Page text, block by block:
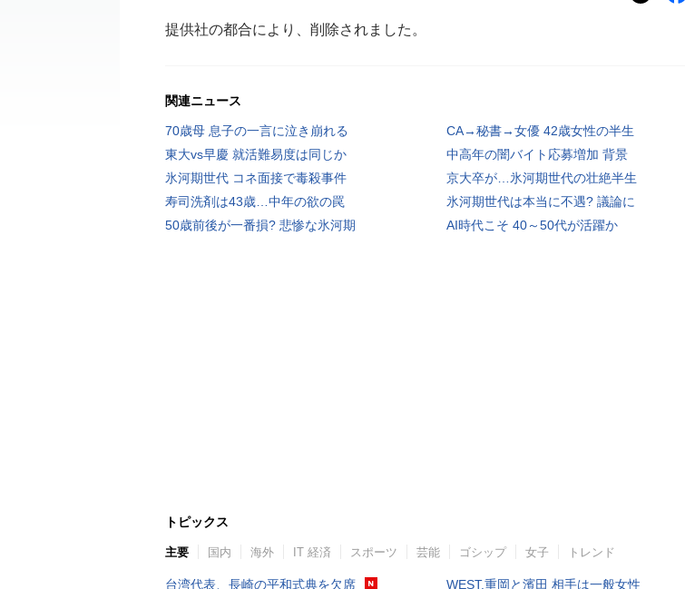
提供社の都合により、削除されました。
関連ニュース
70歳母 息子の一言に泣き崩れる
CA→秘書→女優 42歳女性の半生
東大vs早慶 就活難易度は同じか
中高年の闇バイト応募増加 背景
氷河期世代 コネ面接で毒殺事件
京大卒が…氷河期世代の壮絶半生
寿司洗剤は43歳…中年の欲の罠
氷河期世代は本当に不遇? 議論に
50歳前後が一番損? 悲惨な氷河期
AI時代こそ 40～50代が活躍か
トピックス
主要 国内 海外 IT 経済 スポーツ 芸能 ゴシップ 女子 トレンド
台湾代表、長崎の平和式典を欠席
WEST.重岡と濱田 相手は一般女性